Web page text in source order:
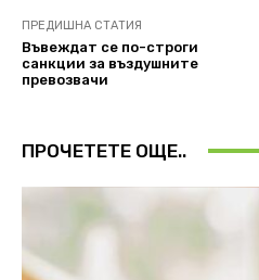
ПРЕДИШНА СТАТИЯ
Въвеждат се по-строги
санкции за въздушните
превозвачи
ПРОЧЕТЕТЕ ОЩЕ..